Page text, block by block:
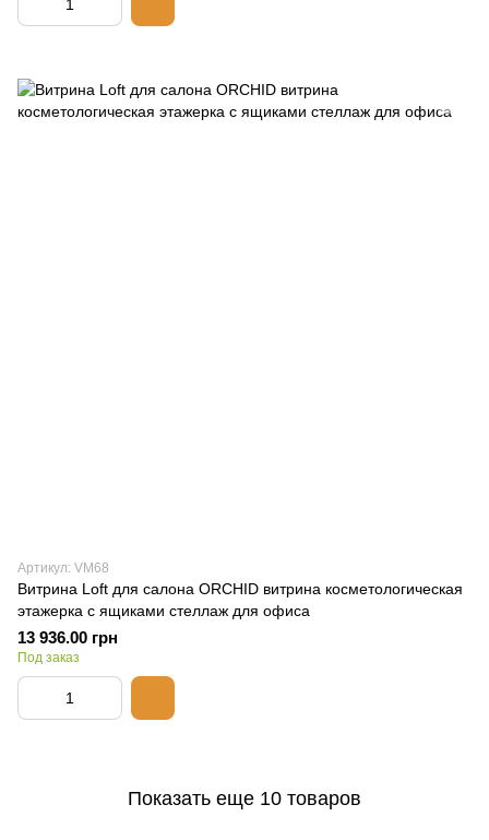
Артикул: VM68
Витрина Loft для салона ORCHID витрина косметологическая
этажерка с ящиками стеллаж для офиса
13 936.00 грн
Под заказ
Показать еще 10 товаров